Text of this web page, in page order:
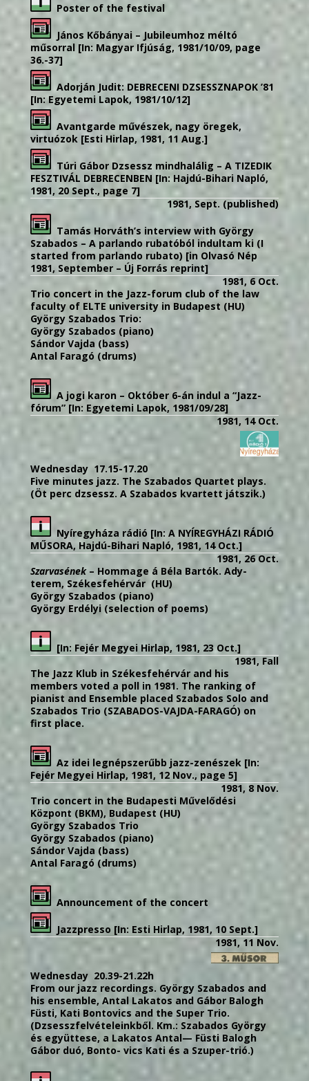
Poster of the festival
János Kőbányai – Jubileumhoz méltó
műsorral [In: Magyar Ifjúság, 1981/10/09, page
36.-37]
Adorján Judit: DEBRECENI DZSESSZNAPOK ’81
[In: Egyetemi Lapok, 1981/10/12]
Avantgarde művészek, nagy öregek,
virtuózok [Esti Hirlap, 1981, 11 Aug.]
Túri Gábor Dzsessz mindhalálig – A TIZEDIK
FESZTIVÁL DEBRECENBEN [In: Hajdú-Bihari Napló,
1981, 20 Sept., page 7]
1981, Sept. (published)
Tamás Horváth’s interview with György
Szabados – A parlando rubatóból indultam ki (I
started from parlando rubato) [in Olvasó Nép
1981, September – Új Forrás reprint]
1981, 6 Oct.
Trio concert in the Jazz-forum club of the law
faculty of ELTE university in Budapest (HU)
György Szabados Trio:
György Szabados (piano)
Sándor Vajda (bass)
Antal Faragó (drums)
A jogi karon – Október 6-án indul a “Jazz-
fórum” [In: Egyetemi Lapok, 1981/09/28]
1981, 14 Oct.
Wednesday 17.15-17.20
Five minutes jazz. The Szabados Quartet plays.
(Öt perc dzsessz. A Szabados kvartett játszik.)
Nyíregyháza rádió [In: A NYÍREGYHÁZI RÁDIÓ
MŰSORA, Hajdú-Bihari Napló, 1981, 14 Oct.]
1981, 26 Oct.
Szarvasének– Hommage á Béla Bartók. Ady-
terem, Székesfehérvár (HU)
György Szabados (piano)
György Erdélyi (selection of poems)
[In: Fejér Megyei Hirlap, 1981, 23 Oct.]
1981, Fall
The Jazz Klub in Székesfehérvár and his
members voted a poll in 1981. The ranking of
pianist and Ensemble placed Szabados Solo and
Szabados Trio (SZABADOS-VAJDA-FARAGÓ) on
first place.
Az idei legnépszerűbb jazz-zenészek [In:
Fejér Megyei Hirlap, 1981, 12 Nov., page 5]
1981, 8 Nov.
Trio concert in the Budapesti Művelődési
Központ (BKM), Budapest (HU)
György Szabados Trio
György Szabados (piano)
Sándor Vajda (bass)
Antal Faragó (drums)
Announcement of the concert
Jazzpresso [In: Esti Hirlap, 1981, 10 Sept.]
1981, 11 Nov.
Wednesday 20.39-21.22h
From our jazz recordings. György Szabados and
his ensemble, Antal Lakatos and Gábor Balogh
Füsti, Kati Bontovics and the Super Trio.
(Dzsesszfelvételeinkből. Km.: Szabados György
és együttese, a Lakatos Antal— Füsti Balogh
Gábor duó, Bonto- vics Kati és a Szuper-trió.)